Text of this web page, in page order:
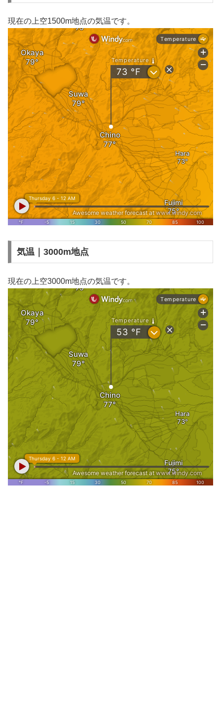
現在の上空1500m地点の気温です。
気温｜3000m地点
現在の上空3000m地点の気温です。